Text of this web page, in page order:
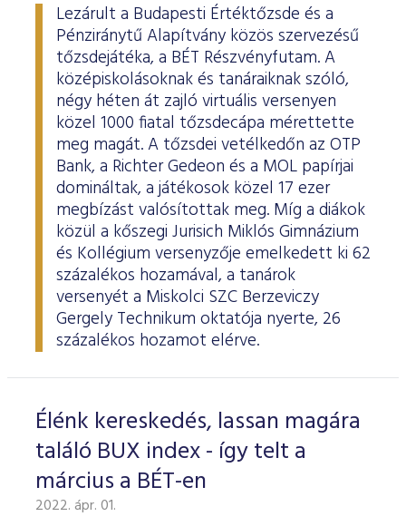
Lezárult a Budapesti Értéktőzsde és a
Pénziránytű Alapítvány közös szervezésű
tőzsdejátéka, a BÉT Részvényfutam. A
középiskolásoknak és tanáraiknak szóló,
négy héten át zajló virtuális versenyen
közel 1000 fiatal tőzsdecápa mérettette
meg magát. A tőzsdei vetélkedőn az OTP
Bank, a Richter Gedeon és a MOL papírjai
domináltak, a játékosok közel 17 ezer
megbízást valósítottak meg. Míg a diákok
közül a kőszegi Jurisich Miklós Gimnázium
és Kollégium versenyzője emelkedett ki 62
százalékos hozamával, a tanárok
versenyét a Miskolci SZC Berzeviczy
Gergely Technikum oktatója nyerte, 26
százalékos hozamot elérve.
Élénk kereskedés, lassan magára
találó BUX index - így telt a
március a BÉT-en
2022. ápr. 01.